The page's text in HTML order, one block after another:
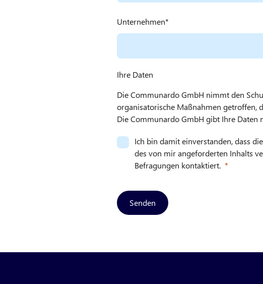
Unternehmen
Ihre Daten
Die Communardo GmbH nimmt den
organisatorische Maßnahmen getroffen,
Die Communardo GmbH gibt Ihre Daten
Ich bin damit einverstanden, dass
des von mir angeforderten Inhalts
Befragungen kontaktiert.
Senden